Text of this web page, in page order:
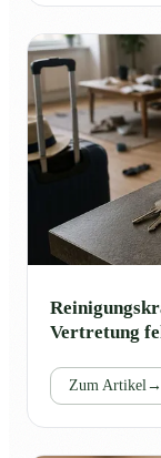
Vertretung
Zum Artikel →